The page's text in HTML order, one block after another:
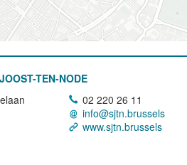
TEN-NODE
02 220 26 11
info@sjtn.brussels
www.sjtn.brussels